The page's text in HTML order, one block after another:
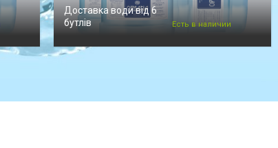
Доставка води від 6
бутлів
Есть в наличии